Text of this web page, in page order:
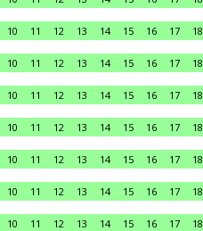
10 11 12 13 14 15 16 17 18
10 11 12 13 14 15 16 17 18
10 11 12 13 14 15 16 17 18
10 11 12 13 14 15 16 17 18
10 11 12 13 14 15 16 17 18
10 11 12 13 14 15 16 17 18
10 11 12 13 14 15 16 17 18